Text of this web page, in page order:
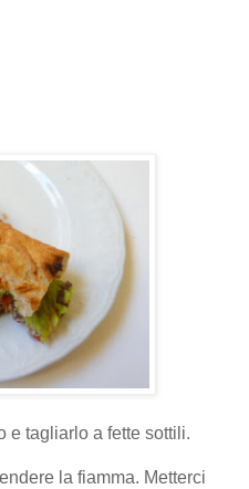
e tagliarlo a fette sottili.
la fiamma. Metterci